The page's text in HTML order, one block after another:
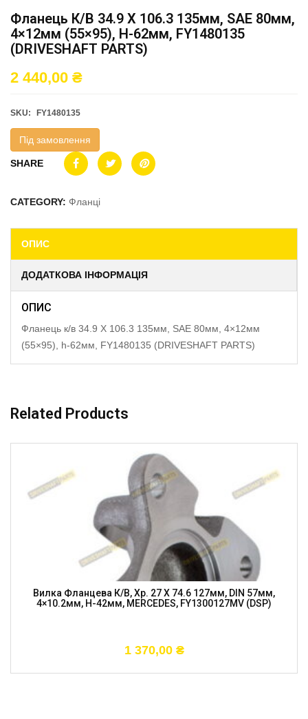
Фланець К/в 34.9 X 106.3 135мм, SAE 80мм,
4×12мм (55×95), H-62мм, FY1480135
(DRIVESHAFT PARTS)
2 440,00 ₴
SKU: FY1480135
Під замовлення
SHARE
CATEGORY: Фланці
ОПИС
ДОДАТКОВА ІНФОРМАЦІЯ
ОПИС
Фланець к/в 34.9 X 106.3 135мм, SAE 80мм, 4×12мм
(55×95), h-62мм, FY1480135 (DRIVESHAFT PARTS)
Related Products
Вилка Фланцева К/в, Хр. 27 X 74.6 127мм, DIN 57мм,
4×10.2мм, H-42мм, MERCEDES, FY1300127MV (DSP)
1 370,00 ₴